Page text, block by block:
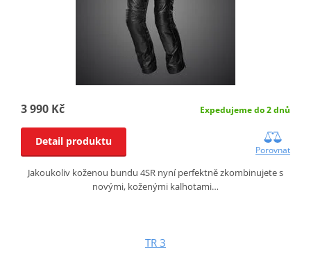
3 990 Kč Expedujeme do 2 dnů
Detail produktu
Porovnat
Jakoukoliv koženou bundu 4SR nyní perfektně zkombinujete s
novými, koženými kalhotami…
TR 3